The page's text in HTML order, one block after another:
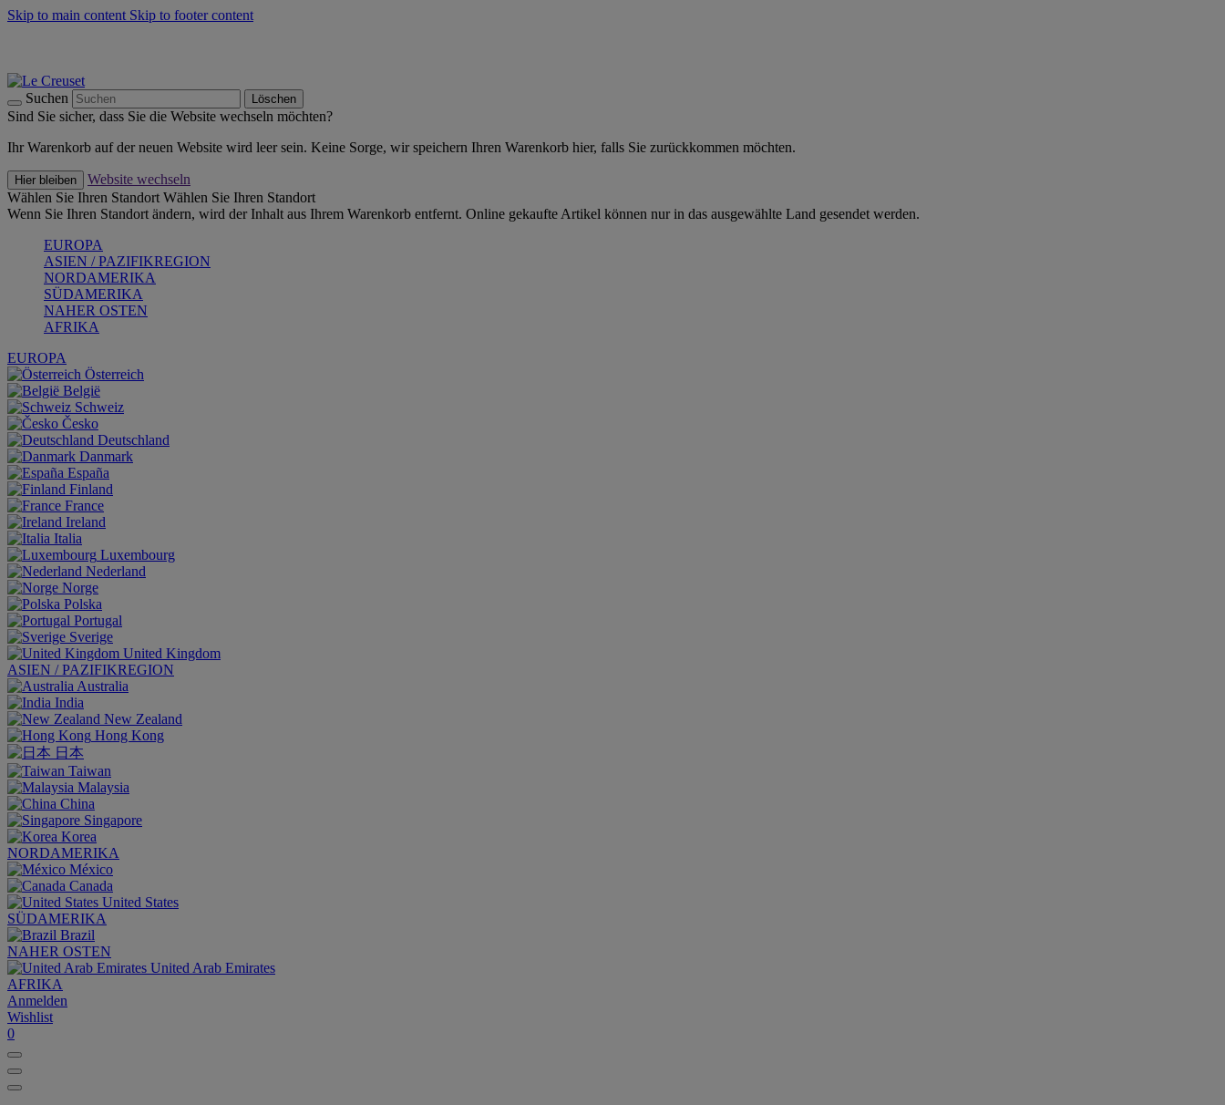
Skip to main content Skip to footer content
Suchen Löschen
Sind Sie sicher, dass Sie die Website wechseln möchten?
Ihr Warenkorb auf der neuen Website wird leer sein. Keine Sorge, wir speichern Ihren Warenkorb hier, falls Sie zurückkommen möchten.
Hier bleiben
Website wechseln
Wählen Sie Ihren Standort Wählen Sie Ihren Standort
Wenn Sie Ihren Standort ändern, wird der Inhalt aus Ihrem Warenkorb entfernt. Online gekaufte Artikel können nur in das ausgewählte Land gesendet werden.
EUROPA
ASIEN / PAZIFIKREGION
NORDAMERIKA
SÜDAMERIKA
NAHER OSTEN
AFRIKA
EUROPA
Österreich
België
Schweiz
Česko
Deutschland
Danmark
España
Finland
France
Ireland
Italia
Luxembourg
Nederland
Norge
Polska
Portugal
Sverige
United Kingdom
ASIEN / PAZIFIKREGION
Australia
India
New Zealand
Hong Kong
日本
Taiwan
Malaysia
China
Singapore
Korea
NORDAMERIKA
México
Canada
United States
SÜDAMERIKA
Brazil
NAHER OSTEN
United Arab Emirates
AFRIKA
Anmelden
Wishlist
0